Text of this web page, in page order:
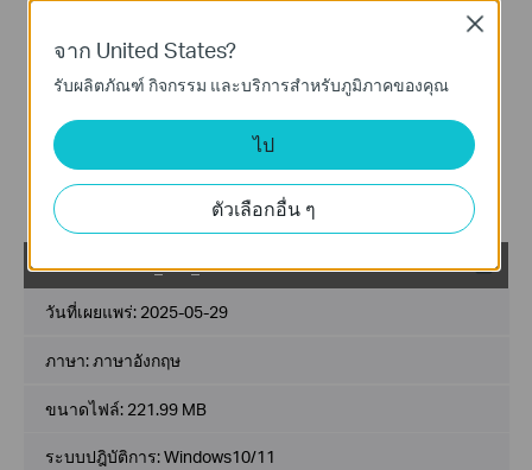
8. Added support for switching between previous and next
events on the playback timeline and playing.
9. Added support for EPTZ and target tracking, which
requires the use of the IPC 385dps model.
10. Added support for controlling the IPC alarm output
interface device, which currently requires the use of the
IPC 345/445ZI models.
For more information about this software, please go to the
support page on the official website.
VIGI PC Client_x64_1.9.61
วันที่เผยแพร่: 2025-05-29
ภาษา:ภาษาอังกฤษ
ขนาดไฟล์: 221.99 MB
ระบบปฎิบัติการ: Windows10/11
จาก United States?
รับผลิตภัณฑ์ กิจกรรม และบริการสำหรับภูมิภาคของคุณ
ไป
ตัวเลือกอื่น ๆ
Close